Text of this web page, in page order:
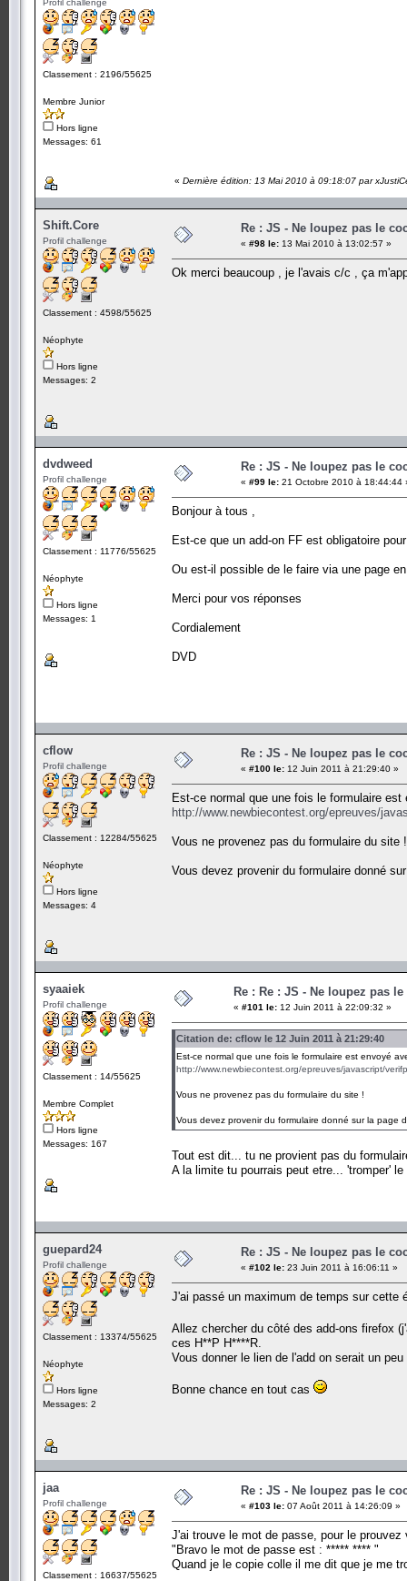
Profil challenge
Classement : 2196/55625
Membre Junior
Hors ligne
Messages: 61
« Dernière édition: 13 Mai 2010 à 09:18:07 par
Shift.Core
Profil challenge
Classement : 4598/55625
Néophyte
Hors ligne
Messages: 2
Re : JS - Ne loupez pas le
« #98 le: 13 Mai 2010 à 13:02:57 »
Ok merci beaucoup , je l'avais c/c , ça
dvdweed
Profil challenge
Classement : 11776/55625
Néophyte
Hors ligne
Messages: 1
Re : JS - Ne loupez pas le
« #99 le: 21 Octobre 2010 à 18:44:44
Bonjour à tous ,
Est-ce que un add-on FF est obligatoire
Ou est-il possible de le faire via une page
Merci pour vos réponses
Cordialement
DVD
cflow
Profil challenge
Classement : 12284/55625
Néophyte
Hors ligne
Messages: 4
Re : JS - Ne loupez pas le
« #100 le: 12 Juin 2011 à 21:29:40 »
Est-ce normal que une fois le formulaire
http://www.newbiecontest.org/epreuves/
Vous ne provenez pas du formulaire du site !
Vous devez provenir du formulaire donné
syaaiek
Profil challenge
Classement : 14/55625
Membre Complet
Hors ligne
Messages: 167
Re : Re : JS - Ne loupez pas
« #101 le: 12 Juin 2011 à 22:09:32 »
Citation de: cflow le 12 Juin 2011 à 21:29:40
Est-ce normal que une fois le formulaire est envoyé
http://www.newbiecontest.org/epreuves/javascript/
Vous ne provenez pas du formulaire du site !
Vous devez provenir du formulaire donné sur la page
Tout est dit... tu ne provient pas du
A la limite tu pourrais peut etre... 'tromper'
guepard24
Profil challenge
Classement : 13374/55625
Néophyte
Hors ligne
Messages: 2
Re : JS - Ne loupez pas le
« #102 le: 23 Juin 2011 à 16:06:11 »
J'ai passé un maximum de temps sur cette
Allez chercher du côté des add-ons firefox
ces H**P H****R.
Vous donner le lien de l'add on serait un
Bonne chance en tout cas
jaa
Profil challenge
Classement : 16637/55625
Re : JS - Ne loupez pas le
« #103 le: 07 Août 2011 à 14:26:09 »
J'ai trouve le mot de passe, pour le prouvez
"Bravo le mot de passe est : ***** **** "
Quand je le copie colle il me dit que je me